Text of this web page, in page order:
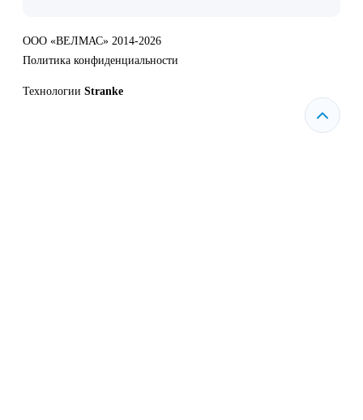
ООО «ВЕЛМАС» 2014-2026
Политика конфиденциальности
Технологии Stranke